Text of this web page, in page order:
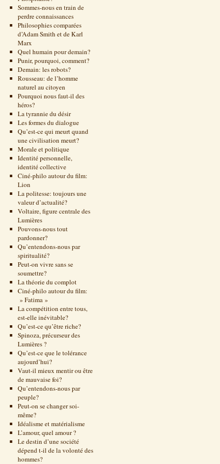
Sommes-nous en train de
perdre connaissances
Philosophies comparées
d’Adam Smith et de Karl
Marx
Quel humain pour demain?
Punir, pourquoi, comment?
Demain: les robots?
Rousseau: de l’homme
naturel au citoyen
Pourquoi nous faut-il des
héros?
La tyrannie du désir
Les formes du dialogue
Qu’est-ce qui meurt quand
une civilisation meurt?
Morale et politique
Identité personnelle,
identité collective
Ciné-philo autour du film:
Lion
La politesse: toujours une
valeur d’actualité?
Voltaire, figure centrale des
Lumières
Pouvons-nous tout
pardonner?
Qu’entendons-nous par
spiritualité?
Peut-on vivre sans se
soumettre?
La théorie du complot
Ciné-philo autour du film:
» Fatima »
La compétition entre tous,
est-elle inévitable?
Qu’est-ce qu’être riche?
Spinoza, précurseur des
Lumières ?
Qu’est-ce que le tolérance
aujourd’hui?
Vaut-il mieux mentir ou être
de mauvaise foi?
Qu’entendons-nous par
peuple?
Peut-on se changer soi-
même?
Idéalisme et matérialisme
L’amour, quel amour ?
Le destin d’une société
dépend t-il de la volonté des
hommes?